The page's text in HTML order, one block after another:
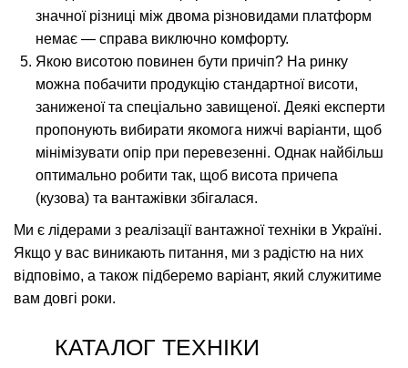
значної різниці між двома різновидами платформ
немає — справа виключно комфорту.
Якою висотою повинен бути причіп? На ринку
можна побачити продукцію стандартної висоти,
заниженої та спеціально завищеної. Деякі експерти
пропонують вибирати якомога нижчі варіанти, щоб
мінімізувати опір при перевезенні. Однак найбільш
оптимально робити так, щоб висота причепа
(кузова) та вантажівки збігалася.
Ми є лідерами з реалізації вантажної техніки в Україні.
Якщо у вас виникають питання, ми з радістю на них
відповімо, а також підберемо варіант, який служитиме
вам довгі роки.
КАТАЛОГ ТЕХНІКИ